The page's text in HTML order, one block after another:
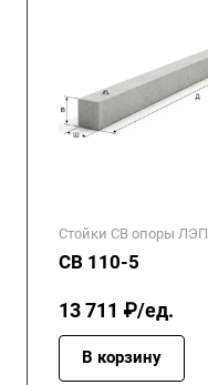
Стойки СВ опоры ЛЭП
СВ 110-5
13 711 ₽/ед.
В корзину